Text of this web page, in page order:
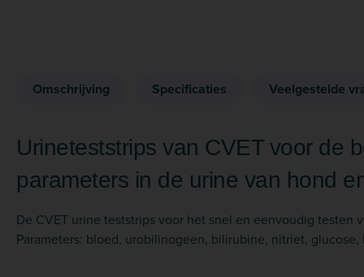
Omschrijving Specificaties Veelgestelde
Urineteststrips van CVET voor de
parameters in de urine van hond
De CVET urine teststrips voor het snel en eenvoudig testen
Parameters: bloed, urobilinogeen, bilirubine, nitriet,